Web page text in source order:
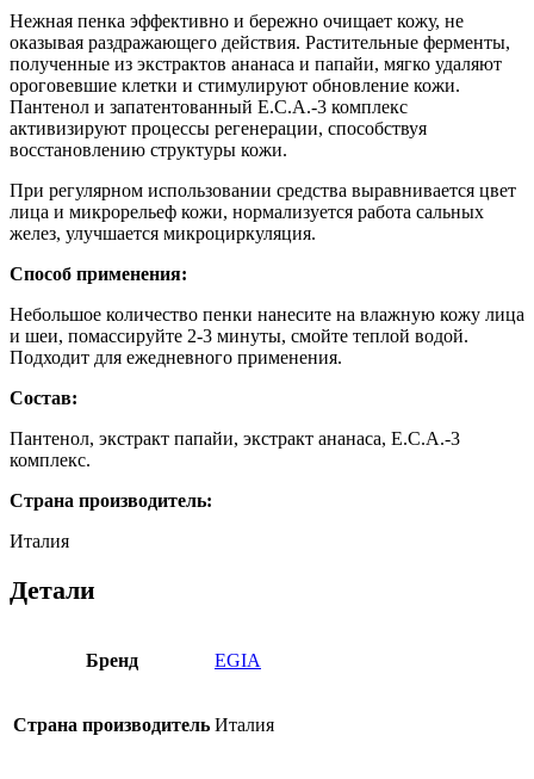
Нежная пенка эффективно и бережно очищает кожу, не
оказывая раздражающего действия. Растительные ферменты,
полученные из экстрактов ананаса и папайи, мягко удаляют
ороговевшие клетки и стимулируют обновление кожи.
Пантенол и запатентованный E.C.A.-3 комплекс
активизируют процессы регенерации, способствуя
восстановлению структуры кожи.
При регулярном использовании средства выравнивается цвет
лица и микрорельеф кожи, нормализуется работа сальных
желез, улучшается микроциркуляция.
Способ применения:
Небольшое количество пенки нанесите на влажную кожу лица
и шеи, помассируйте 2-3 минуты, смойте теплой водой.
Подходит для ежедневного применения.
Состав:
Пантенол, экстракт папайи, экстракт ананаса, E.C.A.-3
комплекс.
Страна производитель:
Италия
Детали
Бренд EGIA
Страна производитель Италия